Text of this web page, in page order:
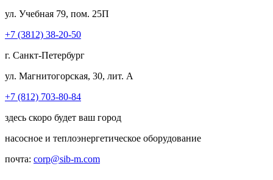
ул. Учебная 79, пом. 25П
+7 (3812) 38-20-50
г. Санкт-Петербург
ул. Магнитогорская, 30, лит. А
+7 (812) 703-80-84
здесь скоро будет ваш город
насосное и теплоэнергетическое оборудование
почта: corp@sib-m.com